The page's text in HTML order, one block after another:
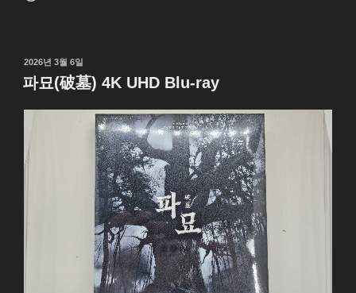
4K
UHD
Blu-
작
성
일
2026년 3월 6일
파묘(破墓) 4K UHD Blu-ray